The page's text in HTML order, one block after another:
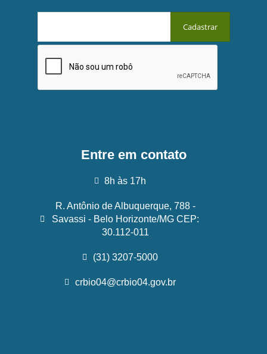
Entre em contato
8h às 17h
R. Antônio de Albuquerque, 788 -
Savassi - Belo Horizonte/MG CEP:
30.112-011
(31) 3207-5000
crbio04@crbio04.gov.br